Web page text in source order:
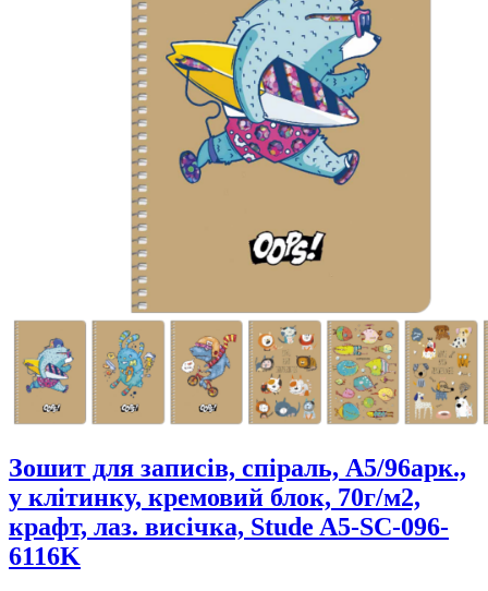
Зошит для записів, спiраль, А5/96арк.,
у клітинку, кремовий блок, 70г/м2,
крафт, лаз. висічка, Stude A5-SC-096-
6116K